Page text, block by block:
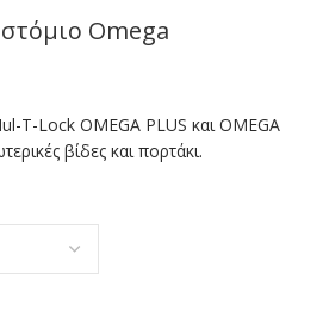
Omega
T-Lock OMEGA PLUS και OMEGA
βίδες και πορτάκι.